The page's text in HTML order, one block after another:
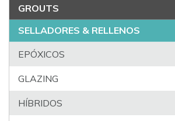
GROUTS
SELLADORES & RELLENOS
EPÓXICOS
GLAZING
HÍBRIDOS